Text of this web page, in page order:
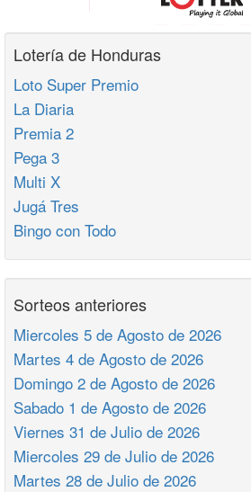
Lotería de Honduras
Loto Super Premio
La Diaria
Premia 2
Pega 3
Multi X
Jugá Tres
Bingo con Todo
Sorteos anteriores
Miercoles 5 de Agosto de 2026
Martes 4 de Agosto de 2026
Domingo 2 de Agosto de 2026
Sabado 1 de Agosto de 2026
Viernes 31 de Julio de 2026
Miercoles 29 de Julio de 2026
Martes 28 de Julio de 2026